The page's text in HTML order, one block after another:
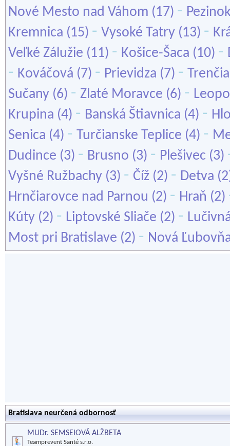
Nové Mesto nad Váhom (17) -
Kremnica (15) - Vysoké Tatry (13) -
Veľké Zálužie (11) - Košice-Šaca (10) -
- Kováčová (7) - Prievidza (7) -
Sučany (6) - Zlaté Moravce (6) -
Krupina (4) - Banská Štiavnica (4) -
Senica (4) - Turčianske Teplice (4) -
Dudince (3) - Brusno (3) - Plešivec (3)
Vyšné Ružbachy (3) - Číž (2) - Detva
Hrnčiarovce nad Parnou (2) - Hraň (2)
Kúty (2) - Liptovské Sliače (2) -
Most pri Bratislave (2) - Nová
Bratislava neurčená odbornosť
MUDr. SEMSEIOVÁ ALŽBETA
Teamprevent Santé s.r.o.